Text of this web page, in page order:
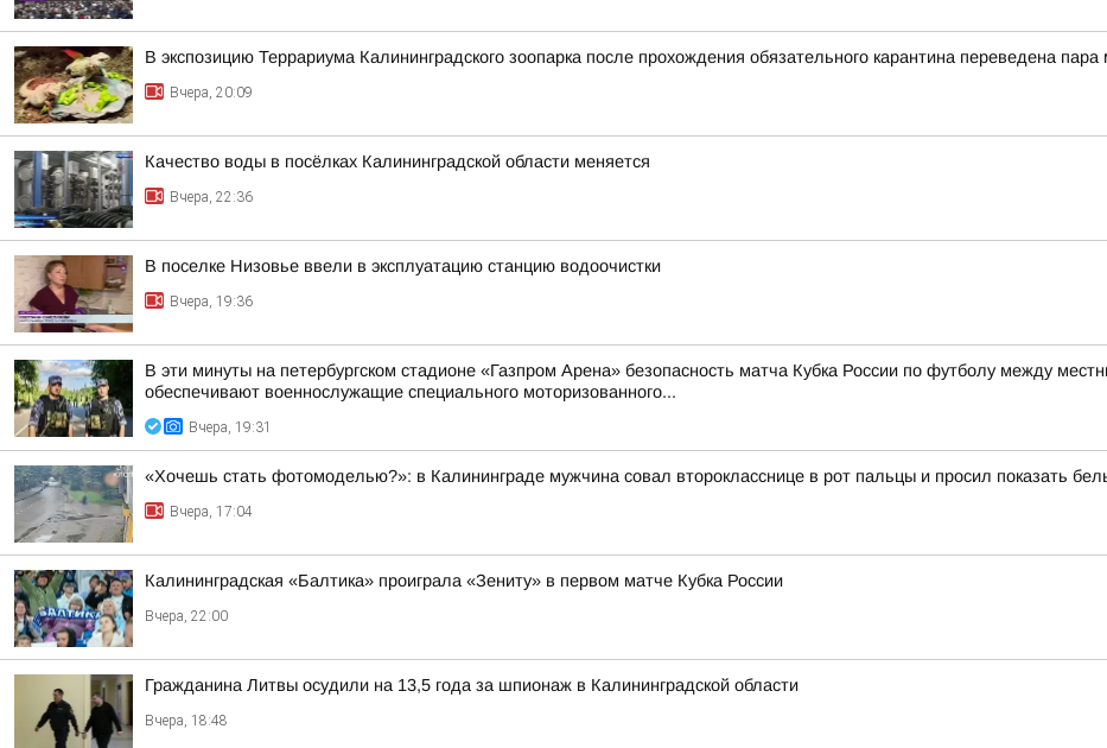
В экспозицию Террариума Калининградского зоопарка после прохождения обязательного карантина переведена
Вчера, 20:09
Качество воды в посёлках Калининградской области меняется
Вчера, 22:36
В поселке Низовье ввели в эксплуатацию станцию водоочистки
Вчера, 19:36
В эти минуты на петербургском стадионе «Газпром Арена» безопасность матча Кубка России по футболу между
обеспечивают военнослужащие специального моторизованного...
Вчера, 19:31
«Хочешь стать фотомоделью?»: в Калининграде мужчина совал второкласснице в рот пальцы и просил показать
Вчера, 17:04
Калининградская «Балтика» проиграла «Зениту» в первом матче Кубка России
Вчера, 22:00
Гражданина Литвы осудили на 13,5 года за шпионаж в Калининградской области
Вчера, 18:48